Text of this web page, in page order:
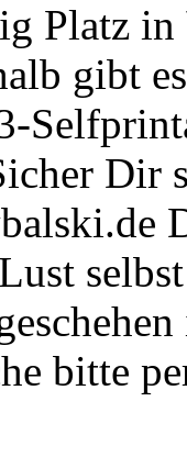
Platz in
gibt
Dir
bitte